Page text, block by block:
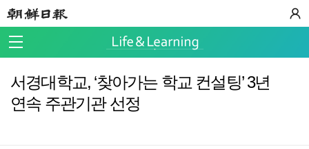
서경대학교, ‘찾아가는 학교 컨설팅’ 3년
연속 주관기관 선정